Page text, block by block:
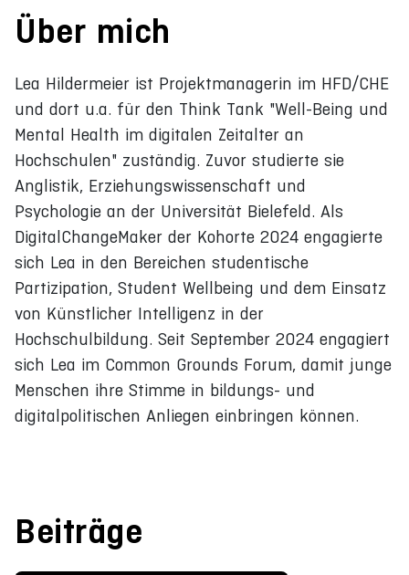
Über mich
Lea Hildermeier ist Projektmanagerin im HFD/CHE
und dort u.a. für den Think Tank "Well-Being und
Mental Health im digitalen Zeitalter an
Hochschulen" zuständig. Zuvor studierte sie
Anglistik, Erziehungswissenschaft und
Psychologie an der Universität Bielefeld. Als
DigitalChangeMaker der Kohorte 2024 engagierte
sich Lea in den Bereichen studentische
Partizipation, Student Wellbeing und dem Einsatz
von Künstlicher Intelligenz in der
Hochschulbildung. Seit September 2024 engagiert
sich Lea im Common Grounds Forum, damit junge
Menschen ihre Stimme in bildungs- und
digitalpolitischen Anliegen einbringen können.
Beiträge